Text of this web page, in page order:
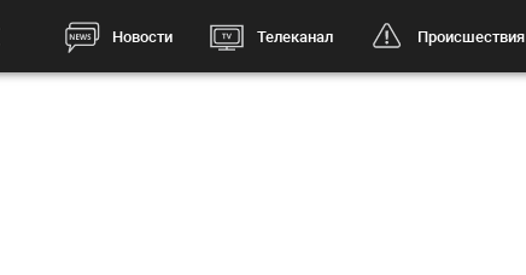
Новости Телеканал Происшествия